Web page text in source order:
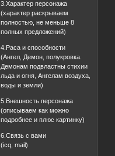
3.Характер персонажа
(характер раскрываем
полностью, не меньше 8
полных предложений)
4.Раса и способности
(Ангел, Демон, полукровка.
Демонам подвластны стихии
льда и огня, Ангелам воздуха,
воды и земли)
5.Внешность персонажа
(описываем как можно
подробнее и плюс картинку)
6.Связь с вами
(icq, mail)